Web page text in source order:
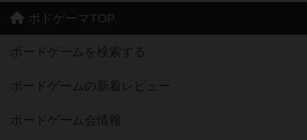
ボドゲーマTOP
ボードゲームを検索する
ボードゲームの新着レビュー
ボードゲーム会情報